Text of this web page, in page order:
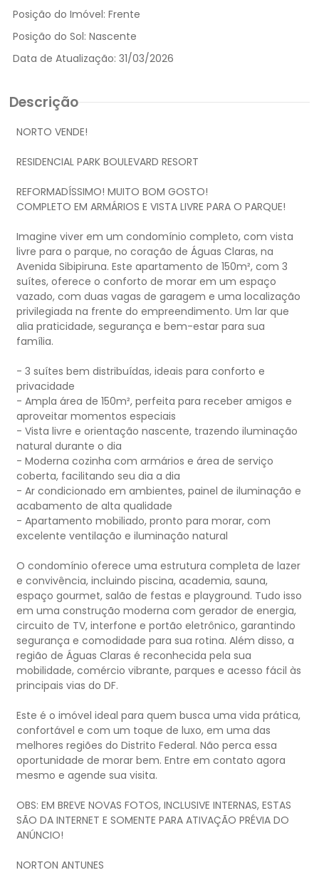
Posição do Imóvel: Frente
Posição do Sol: Nascente
Data de Atualização: 31/03/2026
Descrição
NORTO VENDE!
RESIDENCIAL PARK BOULEVARD RESORT
REFORMADÍSSIMO! MUITO BOM GOSTO!
COMPLETO EM ARMÁRIOS E VISTA LIVRE PARA O PARQUE!
Imagine viver em um condomínio completo, com vista
livre para o parque, no coração de Águas Claras, na
Avenida Sibipiruna. Este apartamento de 150m², com 3
suítes, oferece o conforto de morar em um espaço
vazado, com duas vagas de garagem e uma localização
privilegiada na frente do empreendimento. Um lar que
alia praticidade, segurança e bem-estar para sua
família.
- 3 suítes bem distribuídas, ideais para conforto e
privacidade
- Ampla área de 150m², perfeita para receber amigos e
aproveitar momentos especiais
- Vista livre e orientação nascente, trazendo iluminação
natural durante o dia
- Moderna cozinha com armários e área de serviço
coberta, facilitando seu dia a dia
- Ar condicionado em ambientes, painel de iluminação e
acabamento de alta qualidade
- Apartamento mobiliado, pronto para morar, com
excelente ventilação e iluminação natural
O condomínio oferece uma estrutura completa de lazer
e convivência, incluindo piscina, academia, sauna,
espaço gourmet, salão de festas e playground. Tudo isso
em uma construção moderna com gerador de energia,
circuito de TV, interfone e portão eletrônico, garantindo
segurança e comodidade para sua rotina. Além disso, a
região de Águas Claras é reconhecida pela sua
mobilidade, comércio vibrante, parques e acesso fácil às
principais vias do DF.
Este é o imóvel ideal para quem busca uma vida prática,
confortável e com um toque de luxo, em uma das
melhores regiões do Distrito Federal. Não perca essa
oportunidade de morar bem. Entre em contato agora
mesmo e agende sua visita.
OBS: EM BREVE NOVAS FOTOS, INCLUSIVE INTERNAS, ESTAS
SÃO DA INTERNET E SOMENTE PARA ATIVAÇÃO PRÉVIA DO
ANÚNCIO!
NORTON ANTUNES